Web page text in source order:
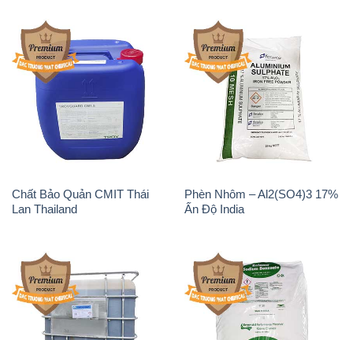
Chất Bảo Quản CMIT Thái
Lan Thailand
Phèn Nhôm – Al2(SO4)3 17%
Ấn Độ India
Chất tạo bọt Las P Tico Tank
Sodium Benzoate – Mốc Bột